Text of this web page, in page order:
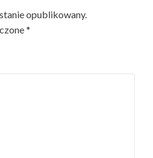
opublikowany.
*